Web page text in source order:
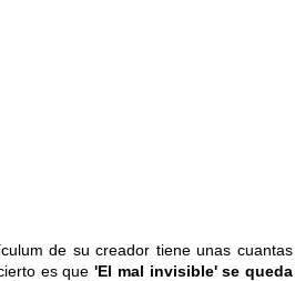
de su creador tiene unas cuantas
es que'El mal invisible' se queda